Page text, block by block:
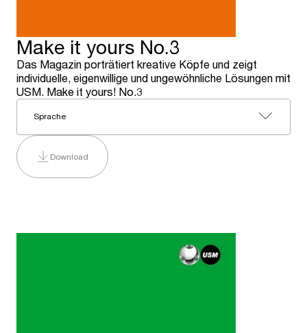
Make it yours No.3
Das Magazin porträtiert kreative Köpfe und zeigt
individuelle, eigenwillige und ungewöhnliche Lösungen mit
USM. Make it yours! No.3
Sprache
Download